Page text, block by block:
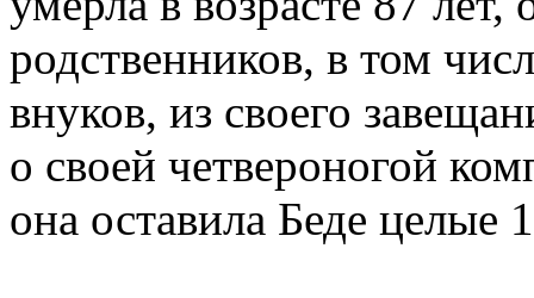
родственников, в том
внуков, из своего
о своей четвероногой
она оставила Беде целые